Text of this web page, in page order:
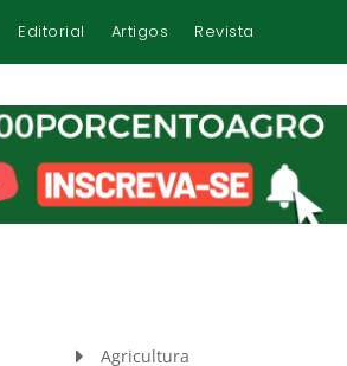
Editorial Artigos Revista
Agricultura